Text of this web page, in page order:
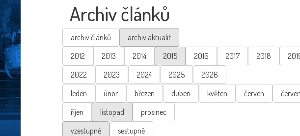
Archiv článků
archiv článků
archiv aktualit
2012
2013 2014 2015 2016 2017 2018
2022
2023 2024 2025
2026
leden
únor březen duben květen červen
říjen
listopad
prosinec
vzestupně
sestupně